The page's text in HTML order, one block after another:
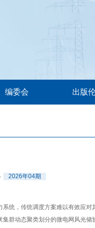
编委会 出版
2026年04期
统，传统调度方案难以有效应
群动态聚类划分的微电网风光储